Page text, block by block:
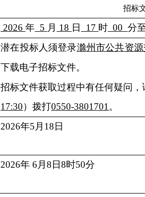
招标
2026 年 5 月 18 日 17 时 00 分
潜在投标人须登录滁州市公共资
下载电子招标文件。
招标文件获取过程中有任何疑问
17:30）拨打0550-3801701 。
2026年5 月 18 日
2026年 6 月8 日8时50分